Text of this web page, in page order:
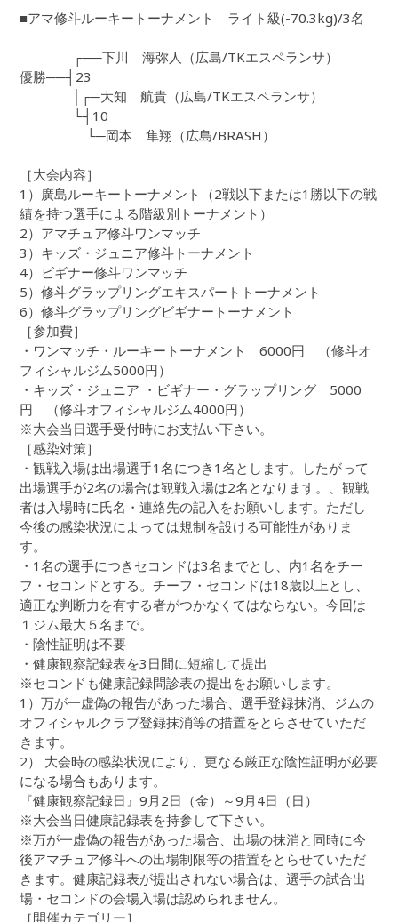
■アマ修斗ルーキートーナメント ライト級(-70.3kg)/3名
┌──下川 海弥人（広島/TKエスペランサ）
優勝──┤23
│┌─大知 航貴（広島/TKエスペランサ）
└┤10
└─岡本 隼翔（広島/BRASH）
［大会内容］
1）廣島ルーキートーナメント（2戦以下または1勝以下の戦
績を持つ選手による階級別トーナメント）
2）アマチュア修斗ワンマッチ
3）キッズ・ジュニア修斗トーナメント
4）ビギナー修斗ワンマッチ
5）修斗グラップリングエキスパートトーナメント
6）修斗グラップリングビギナートーナメント
［参加費］
・ワンマッチ・ルーキートーナメント 6000円 （修斗オ
フィシャルジム5000円）
・キッズ・ジュニア ・ビギナー・グラップリング 5000
円 （修斗オフィシャルジム4000円）
※大会当日選手受付時にお支払い下さい。
［感染対策］
・観戦入場は出場選手1名につき1名とします。したがって
出場選手が2名の場合は観戦入場は2名となります。、観戦
者は入場時に氏名・連絡先の記入をお願いします。ただし
今後の感染状況によっては規制を設ける可能性がありま
す。
・1名の選手につきセコンドは3名までとし、内1名をチー
フ・セコンドとする。チーフ・セコンドは18歳以上とし、
適正な判断力を有する者がつかなくてはならない。今回は
１ジム最大５名まで。
・陰性証明は不要
・健康観察記録表を3日間に短縮して提出
※セコンドも健康記録問診表の提出をお願いします。
1）万が一虚偽の報告があった場合、選手登録抹消、ジムの
オフィシャルクラブ登録抹消等の措置をとらさせていただ
きます。
2） 大会時の感染状況により、更なる厳正な陰性証明が必要
になる場合もあります。
『健康観察記録日』9月2日（金）～9月4日（日）
※大会当日健康記録表を持参して下さい。
※万が一虚偽の報告があった場合、出場の抹消と同時に今
後アマチュア修斗への出場制限等の措置をとらせていただ
きます。健康記録表が提出されない場合は、選手の試合出
場・セコンドの会場入場は認められません。
［開催カテゴリー］